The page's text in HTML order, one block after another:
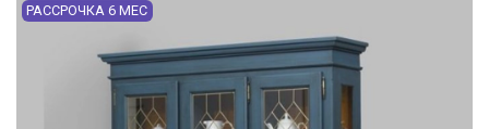
РАССРОЧКА 6 МЕС